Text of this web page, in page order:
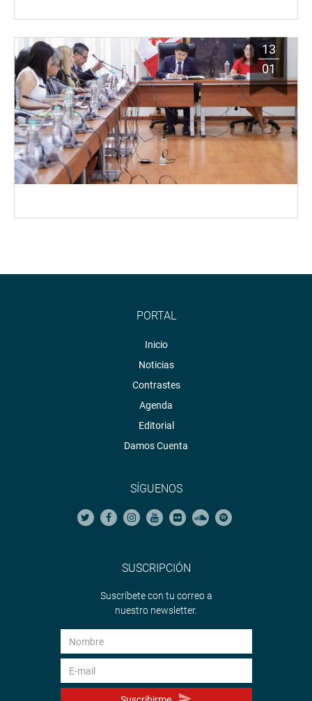
13
01
PORTAL
Inicio
Noticias
Contrastes
Agenda
Editorial
Damos Cuenta
SÍGUENOS
SUSCRIPCIÓN
Suscríbete con tu correo a
nuestro newsletter.